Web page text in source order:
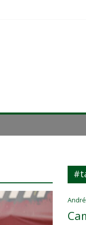
de pancada: “Tem
André